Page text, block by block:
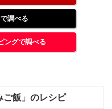
調べる
ングで調べる
ご飯」のレシピ